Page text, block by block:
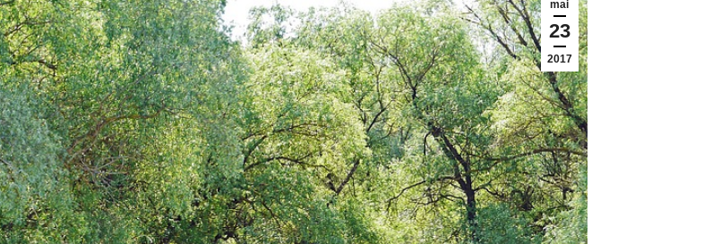
mai
23
2017